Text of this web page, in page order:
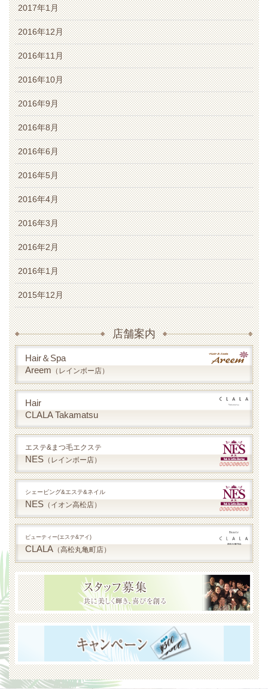
2017年1月
2016年12月
2016年11月
2016年10月
2016年9月
2016年8月
2016年6月
2016年5月
2016年4月
2016年3月
2016年2月
2016年1月
2015年12月
店舗案内
Hair＆Spa
Areem （レインボー店）
Hair
CLALA Takamatsu
エステ&まつ毛エクステ
NES （レインボー店）
シェービング&エステ&ネイル
NES （イオン高松店）
ビューティー(エステ&アイ)
CLALA （高松丸亀町店）